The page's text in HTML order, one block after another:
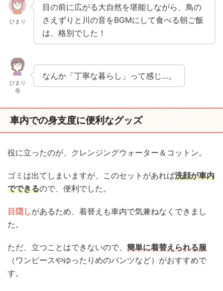
ひまり
目の前に広がる大自然を堪能しながら、鳥の
さえずりと川の音をBGMにして食べる朝ご飯
は、格別でした！
ひまり
母
なんか「丁寧な暮らし」って感じ…。
車内での身支度に便利なグッズ
役に立ったのが、クレンジングウォーター＆コットン。
ゴミは出てしまいますが、このセットがあれば洗顔が車内
でできるので、便利でした。
目隠しがあるため、着替えも車内で気兼ねなくできまし
た。
ただ、立つことはできないので、 簡単に着替えられる服
（ワンピースやゆったりめのパンツなど）がおすすめで
す。